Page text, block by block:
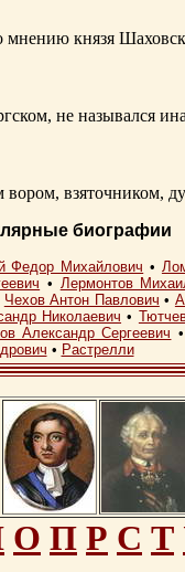
князя
не назывался
взяточником,
биографии
Федор Михайлович •
• Лермонтов
Чехов Антон Павлович •
Николаевич •
Александр Сергеевич •
• Растрелли
О П Р С Т